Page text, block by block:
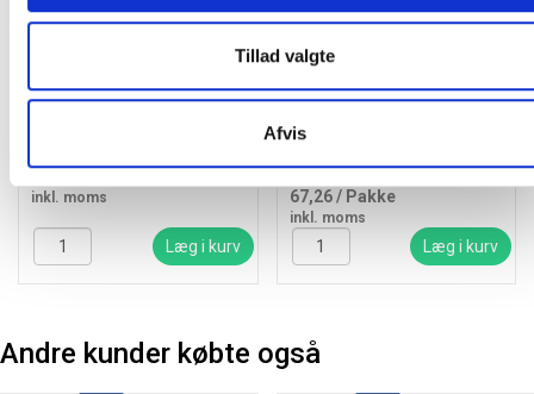
Tillad valgte
Afvis
Svanemærket AA, 10 stk
inkl. moms
Læg i kurv
Bantex plastlomme A4
åbning top og side 0,12mm
105,00 kr.
67,26/ Pakke
inkl. moms
Læg i kurv
Andre kunder købte også